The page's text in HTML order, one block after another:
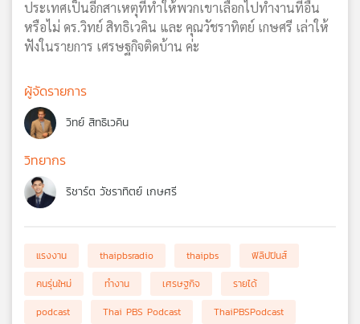
ประเทศเป็นอีกสาเหตุที่ทำให้พวกเขาเลือกไปทำงานที่อื่น
หรือไม่ ดร.วิทย์ สิทธิเวคิน และ คุณวัชราทิตย์ เกษศรี เล่าให้
ฟังในรายการ เศรษฐกิจติดบ้าน ค่ะ
ผู้จัดรายการ
วิทย์ สิทธิเวคิน
วิทยากร
ริชาร์ต วัชราทิตย์ เกษศรี
แรงงาน thaipbsradio thaipbs
ฟิลิปปินส์
คนรุ่นใหม่
ทำงาน เศรษฐกิจ
รายได้
podcast
Thai PBS Podcast
ThaiPBSPodcast